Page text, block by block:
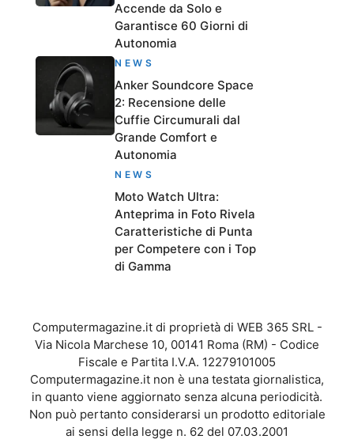
Accende da Solo e
Garantisce 60 Giorni di
Autonomia
NEWS
Anker Soundcore Space
2: Recensione delle
Cuffie Circumurali dal
Grande Comfort e
Autonomia
NEWS
Moto Watch Ultra:
Anteprima in Foto Rivela
Caratteristiche di Punta
per Competere con i Top
di Gamma
Computermagazine.it di proprietà di WEB 365 SRL -
Via Nicola Marchese 10, 00141 Roma (RM) - Codice
Fiscale e Partita I.V.A. 12279101005
Computermagazine.it non è una testata giornalistica,
in quanto viene aggiornato senza alcuna periodicità.
Non può pertanto considerarsi un prodotto editoriale
ai sensi della legge n. 62 del 07.03.2001